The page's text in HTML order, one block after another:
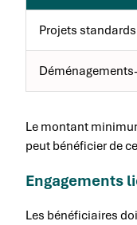
Projets standards
Le montant
peut bénéficier de
Engagements
Les bénéficiaires